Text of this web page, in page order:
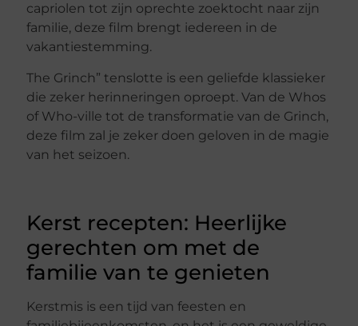
capriolen tot zijn oprechte zoektocht naar zijn
familie, deze film brengt iedereen in de
vakantiestemming.
The Grinch” tenslotte is een geliefde klassieker
die zeker herinneringen oproept. Van de Whos
of Who-ville tot de transformatie van de Grinch,
deze film zal je zeker doen geloven in de magie
van het seizoen.
Kerst recepten: Heerlijke
gerechten om met de
familie van te genieten
Kerstmis is een tijd van feesten en